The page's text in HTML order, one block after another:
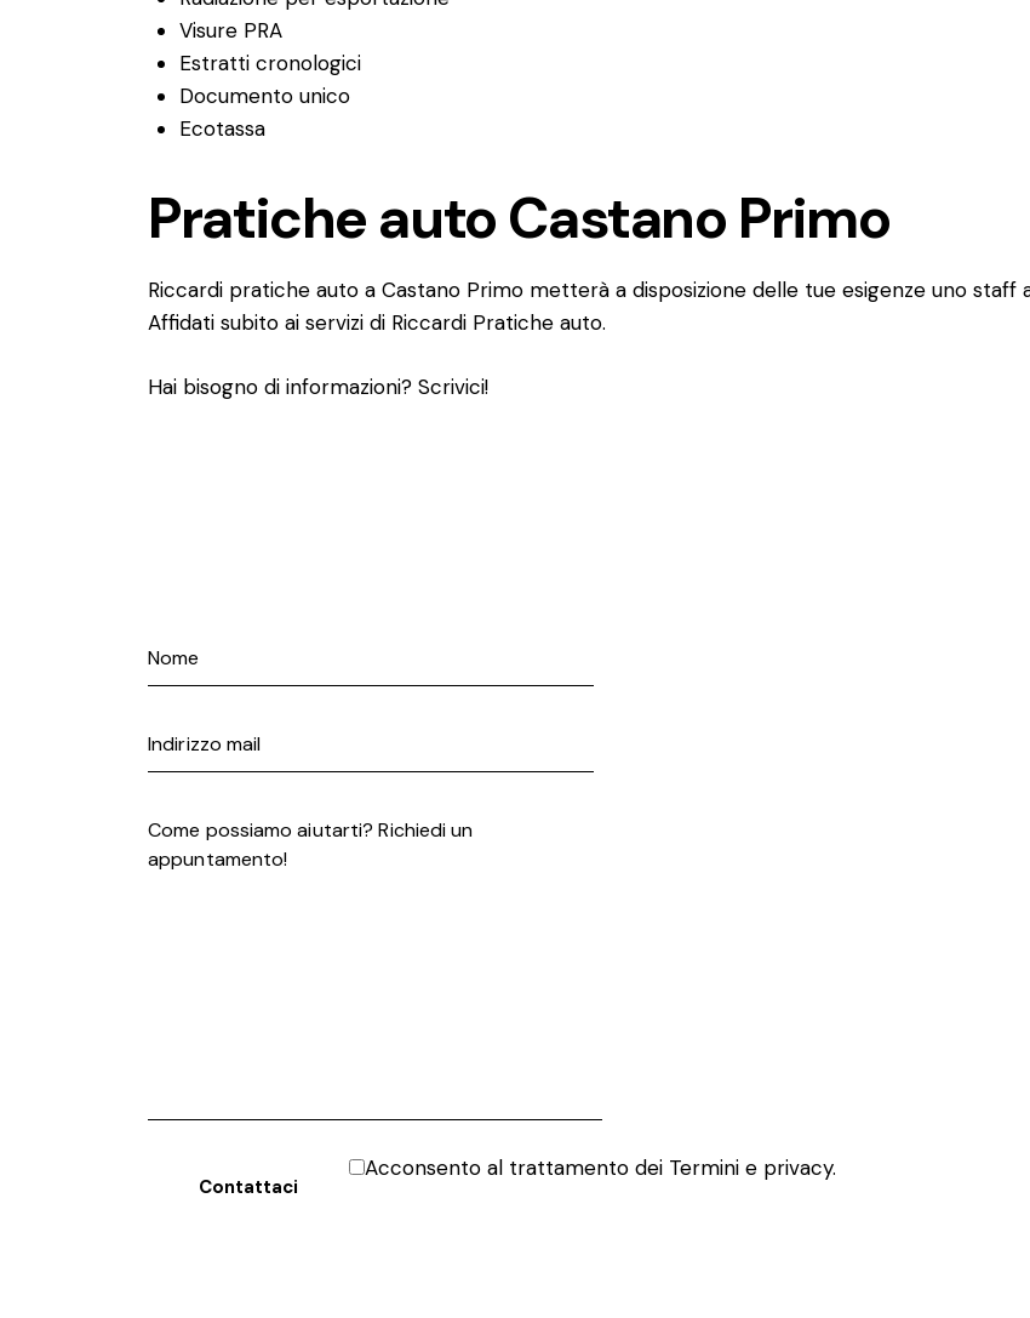
Visure PRA
Estratti cronologici
Documento unico
Ecotassa
Pratiche auto Castano Primo
Riccardi pratiche auto a Castano Primo metterà a disposizione delle tue esigenze uno
Affidati subito ai servizi di Riccardi Pratiche auto.
Hai bisogno di informazioni? Scrivici!
Acconsento al trattamento dei Termini e privacy.